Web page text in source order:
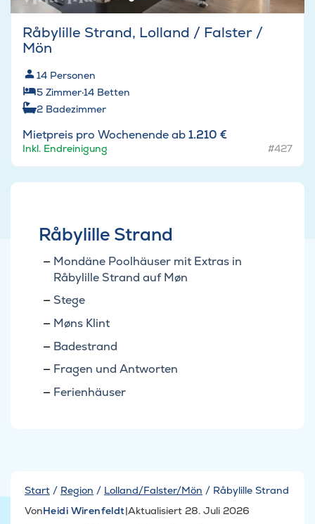
Råbylille Strand, Lolland / Falster /
Mön
14 Personen
5 Zimmer·14 Betten
2 Badezimmer
Mietpreis pro Wochenende ab1.210 €
Inkl. Endreinigung #427
Start / Region / Lolland/Falster/Mön / Råbylille Strand
VonHeidi Wirenfeldt|Aktualisiert 28. Juli 2026
Råbylille Strand
Mondäne Poolhäuser mit Extras in
Råbylille Strand auf Møn
Stege
Møns Klint
Badestrand
Fragen und Antworten
Ferienhäuser